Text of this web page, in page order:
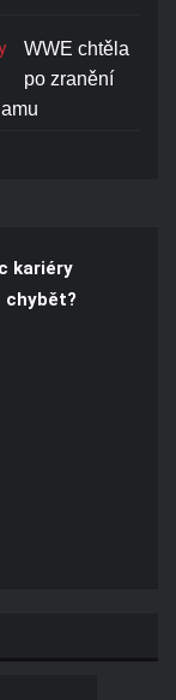
WWE chtěla
po zranění
kariéry
chybět?